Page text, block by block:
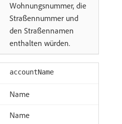
Wohnungsnummer, die
Straßennummer und
den Straßennamen
enthalten würden.
accountName
Name
Name